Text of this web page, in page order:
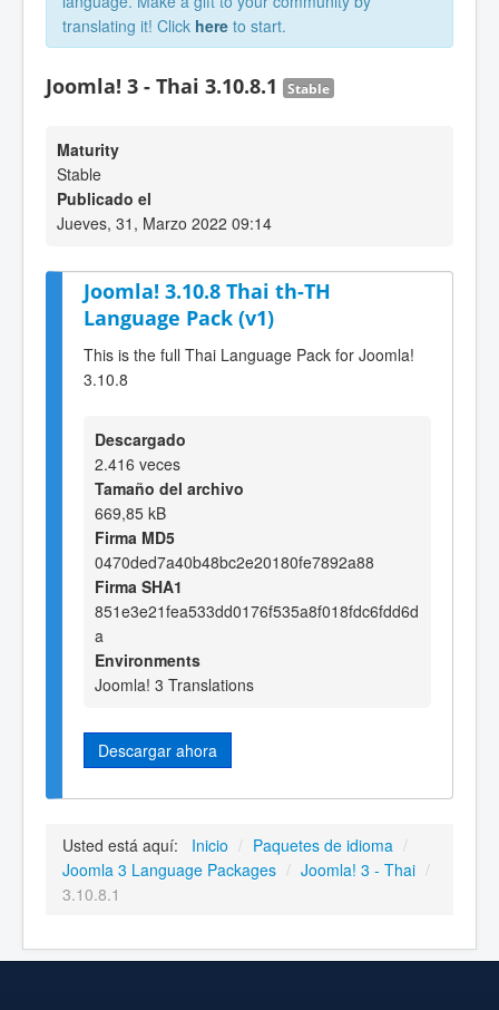
translating it! Click here to start.
Joomla! 3 - Thai 3.10.8.1 Stable
Maturity
Stable
Publicado el
Jueves, 31, Marzo 2022 09:14
Joomla! 3.10.8 Thai th-TH
Language Pack (v1)
This is the full Thai Language Pack for Joomla!
3.10.8
Descargado
2.416 veces
Tamaño del archivo
669,85 kB
Firma MD5
0470ded7a40b48bc2e20180fe7892a88
Firma SHA1
851e3e21fea533dd0176f535a8f018fdc6fdd6d
a
Environments
Joomla! 3 Translations
Descargar ahora
Usted está aquí: Inicio / Paquetes de idioma /
Joomla 3 Language Packages / Joomla! 3 - Thai /
3.10.8.1